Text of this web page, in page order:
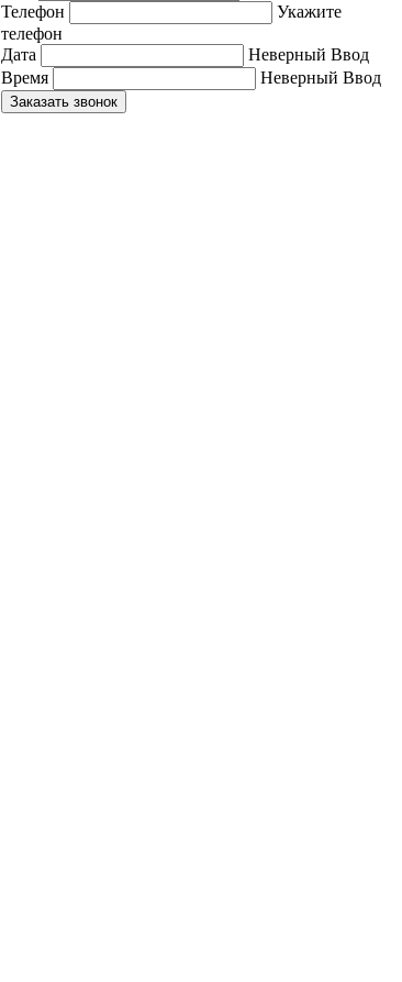
Телефон
Укажите
телефон
Дата
Неверный Ввод
Время
Неверный Ввод